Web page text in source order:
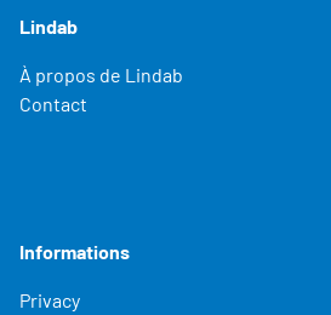
Lindab
À propos de Lindab
Contact
Informations
Privacy